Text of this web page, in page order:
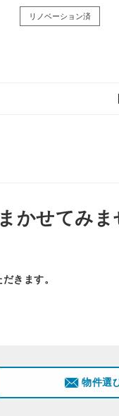
リノベーション済
かせてみま
きます。
物件選